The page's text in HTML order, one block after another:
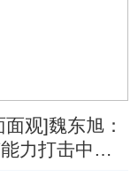
观]魏东旭：
力打击中东